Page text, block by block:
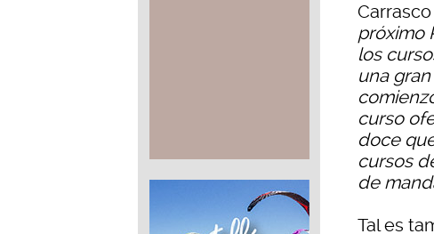
próximo
los
una
curso
doce
cursos
de
Tal es